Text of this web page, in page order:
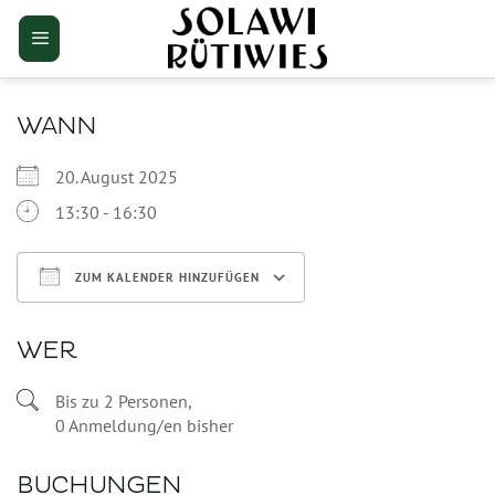
Zum
Inhalt
springen
WANN
20. August 2025
13:30 - 16:30
ZUM KALENDER HINZUFÜGEN
WER
Bis zu 2 Personen,
0 Anmeldung/en bisher
BUCHUNGEN